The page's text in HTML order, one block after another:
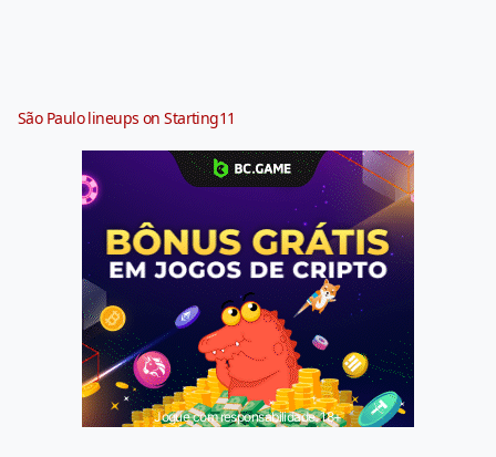
São Paulo lineups on Starting11
Jogue com responsabilidade. 18+